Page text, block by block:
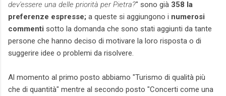
dev'essere una delle priorità per Pietra?" sono già 358 la
preferenze espresse; a queste si aggiungono i numerosi
commenti sotto la domanda che sono stati aggiunti da tante
persone che hanno deciso di motivare la loro risposta o di
suggerire idee o problemi da risolvere.
Al momento al primo posto abbiamo "Turismo di qualità più
che di quantità" mentre al secondo posto "Concerti come una